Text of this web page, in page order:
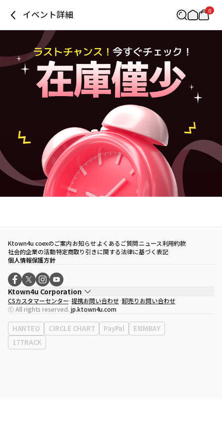
イベント詳細 0
Ktown4u coexのご案内お知らせよくあるご質問ニュース利用約款
社会的企業の活動特定商取り引きに関する法律に基づく表記
個人情報保護方針
Ktown4u Corporation
代表取締役
ソン・ヒョミン
事業者登録番号120-87-71116
eContext
0120-23-7523
事務所住所
ソウル特別市江南区永東大路513、3階(三成洞、coex)
CSカスタマーセンター 提携お問い合わせ 卸売りお問い合わせ
ⓒ All rights reserved. jp.ktown4u.com
HANTEO CIRCLE CHART PayPal
EXIMBAY
17TRACK